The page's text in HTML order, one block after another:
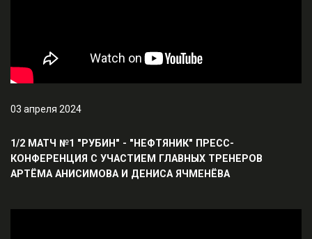
03 апреля 2024
1/2 МАТЧ №1 "РУБИН" - "НЕФТЯНИК" ПРЕСС-
КОНФЕРЕНЦИЯ С УЧАСТИЕМ ГЛАВНЫХ ТРЕНЕРОВ
АРТЁМА АНИСИМОВА И ДЕНИСА ЯЧМЕНЁВА